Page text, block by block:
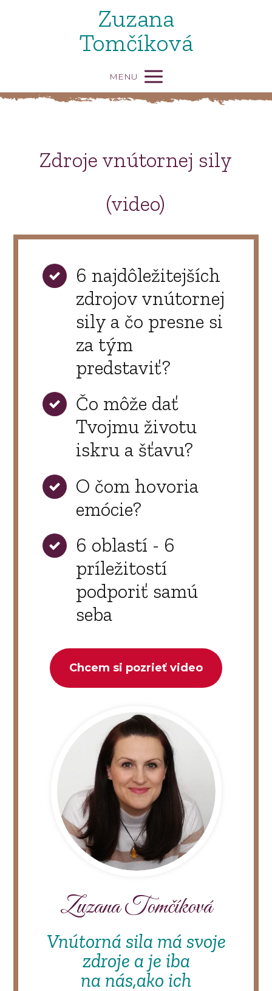
Zuzana
Tomčíková
MENU
Zdroje vnútornej sily
(video)
6 najdôležitejších
zdrojov vnútornej
sily a čo presne si
za tým
predstaviť?
Čo môže dať
Tvojmu životu
iskru a šťavu?
O čom hovoria
emócie?
6 oblastí - 6
príležitostí
podporiť samú
seba
Chcem si pozrieť video
Zuzana Tomčíková
Vnútorná sila má svoje
zdroje a je iba
na nás,ako ich